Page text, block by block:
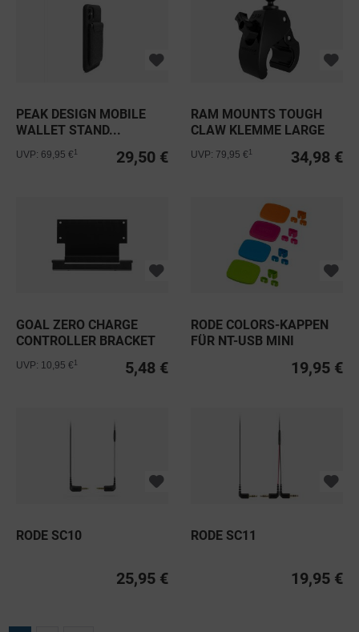
PEAK DESIGN MOBILE
WALLET STAND...
29,50 €
UVP: 69,95 €
RAM MOUNTS TOUGH
CLAW KLEMME LARGE
RAP-B-401U
34,98 €
UVP: 79,95 €
GOAL ZERO CHARGE
CONTROLLER BRACKET
FÜR BOULDER...
5,48 €
UVP: 10,95 €
RODE COLORS-KAPPEN
FÜR NT-USB MINI
19,95 €
RODE SC10
25,95 €
RODE SC11
19,95 €